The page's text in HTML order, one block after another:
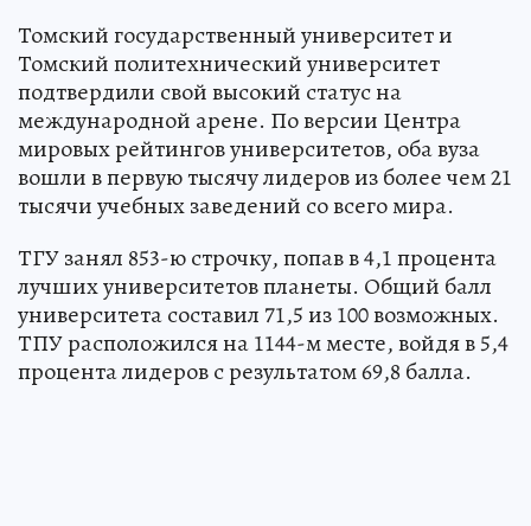
Томский государственный университет и
Томский политехнический университет
подтвердили свой высокий статус на
международной арене. По версии Центра
мировых рейтингов университетов, оба вуза
вошли в первую тысячу лидеров из более чем 21
тысячи учебных заведений со всего мира.
ТГУ занял 853-ю строчку, попав в 4,1 процента
лучших университетов планеты. Общий балл
университета составил 71,5 из 100 возможных.
ТПУ расположился на 1144-м месте, войдя в 5,4
процента лидеров с результатом 69,8 балла.